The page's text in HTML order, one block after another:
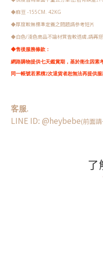
◆麻豆 -155CM. 42KG
◆厚度較無標準定義之問題請參考短片
◆白色/淺色商品不論材質皆較透膚,請再
◆售後服務條款：
網路購物提供七天鑑賞期， 基於衛生因素
同一帳號若累積2次退貨者恕無法再提供服
客服.
LINE ID: @heybebe(前面
了